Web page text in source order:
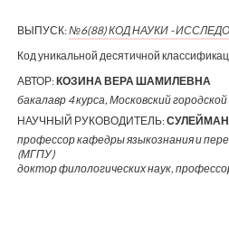
ВЫПУСК:№6(88) КОД НАУКИ -
Код уникальной десятичной
АВТОР: КОЗИНА ВЕРА ШАМИЛЕВНА
бакалавр 4 курса, Московский
НАУЧНЫЙ РУКОВОДИТЕЛЬ:
профессор кафедры языкознания и
(МГПУ)
доктор филологических наук,